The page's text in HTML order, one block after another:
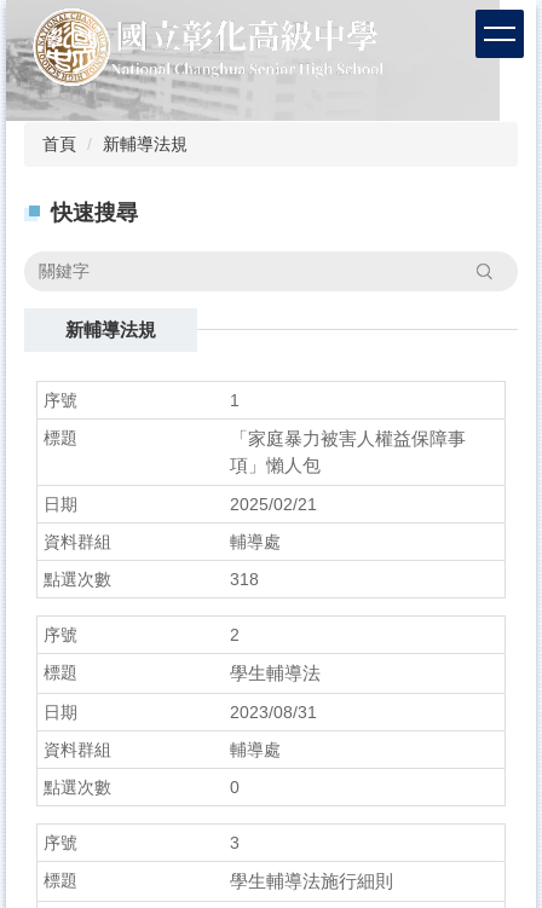
到
主
要
內
首頁 新輔導法規
快速搜尋
搜尋
新輔導法規
1
「家庭暴力被害人權益保障事
項」懶人包
2025/02/21
輔導處
318
2
學生輔導法
2023/08/31
輔導處
0
3
學生輔導法施行細則